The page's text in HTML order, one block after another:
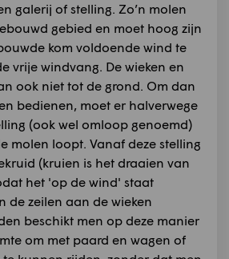
galerij of stelling. Zo’n molen
gebied en moet hoog zijn
kom voldoende wind te
vrije windvang. De wieken en
ook niet tot de grond. Om dan
bedienen, moet er halverwege
(ook wel omloop genoemd)
molen loopt. Vanaf deze stelling
(kruien is het draaien van
het 'op de wind' staat
de zeilen aan de wieken
beschikt men op deze manier
om met paard en wagen of